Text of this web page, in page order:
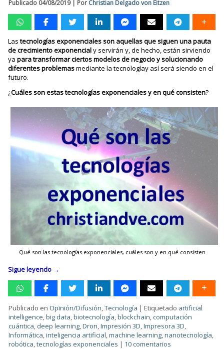
Publicado 04/08/2019| Por Christian Delgado von Eitzen
Lastecnologías exponenciales son aquellas que siguen una pauta
de crecimiento exponencialy servirán y, de hecho, están sirviendo
yapara transformar ciertos modelos de negocio y solucionando
diferentes problemasmediante la tecnologíay así será siendo en el
futuro.
¿Cuáles son estas tecnologías exponenciales y en qué consisten?
Qué son las tecnologías exponenciales, cuáles son y en qué consisten
Sigue leyendo →
Publicado en Opinión/Difusión,Tecnología |Etiquetado artificial
intelligence,big data,biotecnología,blockchain,computación
cuántica, deep learning,Dron,Impresión 3D,Impresora 3D,
Informática,inteligencia artificial,machine learning,nanotecnología,
robótica,tecnologías exponenciales | 10 comentarios